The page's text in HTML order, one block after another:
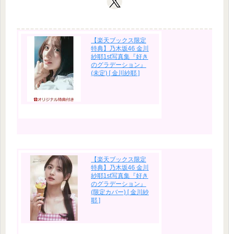
【楽天ブックス限定
特典】乃木坂46 金川
紗耶1st写真集『好き
のグラデーション』
(未定) [ 金川紗耶 ]
【楽天ブックス限定
特典】乃木坂46 金川
紗耶1st写真集『好き
のグラデーション』
(限定カバー) [ 金川紗
耶 ]